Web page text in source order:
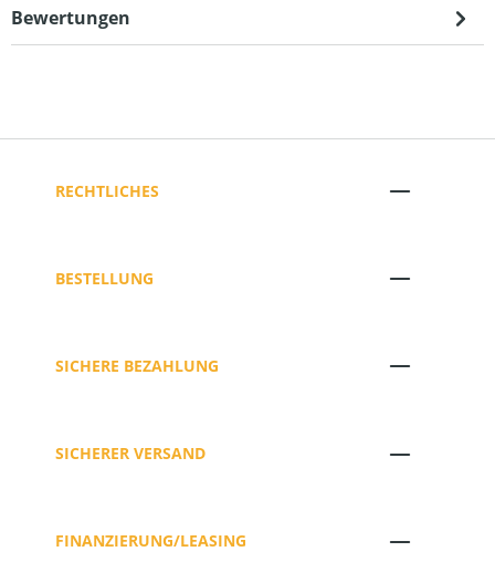
Bewertungen
RECHTLICHES
BESTELLUNG
SICHERE BEZAHLUNG
SICHERER VERSAND
FINANZIERUNG/LEASING